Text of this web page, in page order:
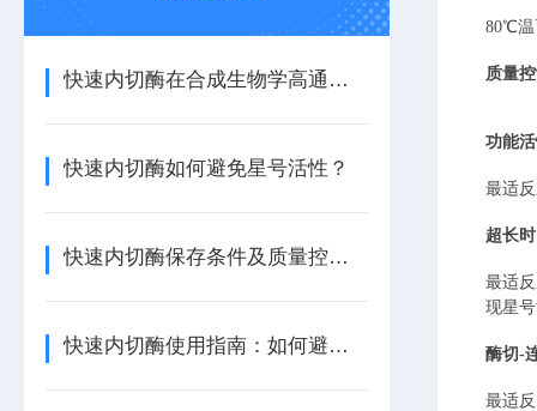
快速内切酶在合成生物学高通量构建中的优势
快速内切酶如何避免星号活性？
快速内切酶保存条件及质量控制要点
快速内切酶使用指南：如何避免星状活性与提高特异性？
80℃温
质量
功能
最适
超长
最适
现星
酶切-
最适